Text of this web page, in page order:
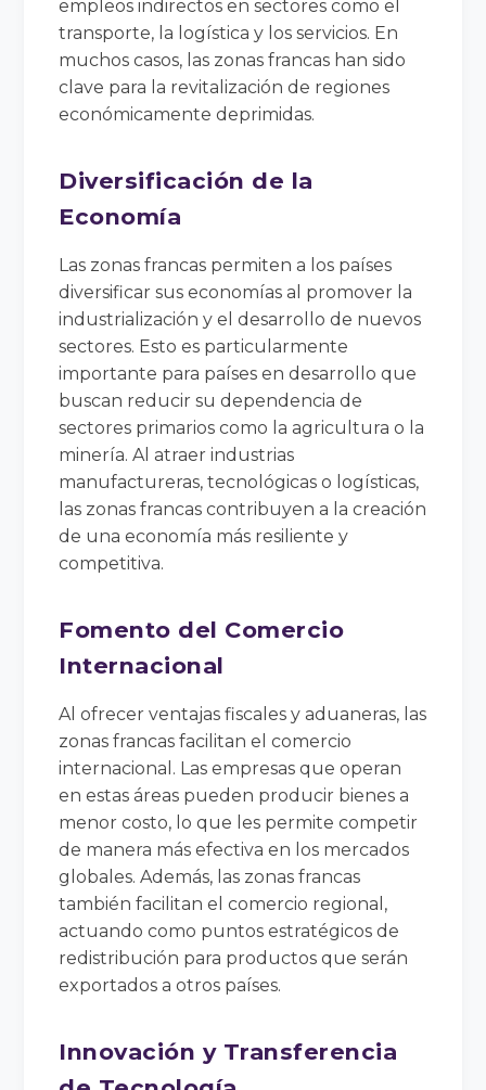
empleos indirectos en sectores como el
transporte, la logística y los servicios. En
muchos casos, las zonas francas han sido
clave para la revitalización de regiones
económicamente deprimidas.
Diversificación de la
Economía
Las zonas francas permiten a los países
diversificar sus economías al promover la
industrialización y el desarrollo de nuevos
sectores. Esto es particularmente
importante para países en desarrollo que
buscan reducir su dependencia de
sectores primarios como la agricultura o la
minería. Al atraer industrias
manufactureras, tecnológicas o logísticas,
las zonas francas contribuyen a la creación
de una economía más resiliente y
competitiva.
Fomento del Comercio
Internacional
Al ofrecer ventajas fiscales y aduaneras, las
zonas francas facilitan el comercio
internacional. Las empresas que operan
en estas áreas pueden producir bienes a
menor costo, lo que les permite competir
de manera más efectiva en los mercados
globales. Además, las zonas francas
también facilitan el comercio regional,
actuando como puntos estratégicos de
redistribución para productos que serán
exportados a otros países.
Innovación y Transferencia